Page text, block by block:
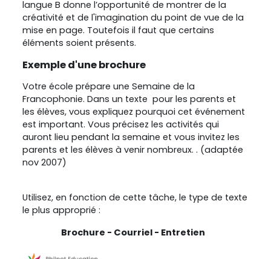
langue B donne l’opportunité de montrer de la
créativité et de l'imagination du point de vue de la
mise en page. Toutefois il faut que certains
éléments soient présents.
Exemple d'une brochure
Votre école prépare une Semaine de la
Francophonie. Dans un texte pour les parents et
les élèves, vous expliquez pourquoi cet événement
est important. Vous précisez les activités qui
auront lieu pendant la semaine et vous invitez les
parents et les élèves à venir nombreux.. (adaptée
nov 2007)
Utilisez, en fonction de cette tâche, le type de texte
le plus approprié :
Brochure - Courriel - Entretien